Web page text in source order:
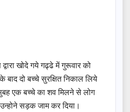
द्वारा खोदे गये गढ्ढे में गुरूवार को
बाद दो बच्चे सुरक्षित निकाल लिये
एक बच्चे का शव मिलने से लोग
सड़क जाम कर दिया।